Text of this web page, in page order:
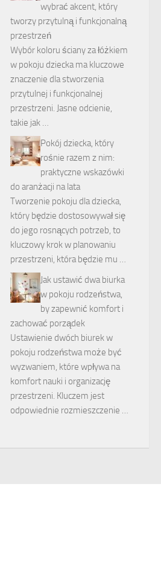
wybrać akcent, który
tworzy przytulną i funkcjonalną
przestrzeń
Wybór koloru ściany za łóżkiem
w pokoju dziecka ma kluczowe
znaczenie dla stworzenia
przytulnej i funkcjonalnej
przestrzeni. Jasne odcienie,
takie jak …
Pokój dziecka, który
rośnie razem z nim:
praktyczne wskazówki
do aranżacji na lata
Tworzenie pokoju dla dziecka,
który będzie dostosowywał się
do jego rosnących potrzeb, to
kluczowy krok w planowaniu
przestrzeni, która będzie mu …
Jak ustawić dwa biurka
w pokoju rodzeństwa,
by zapewnić komfort i
zachować porządek
Ustawienie dwóch biurek w
pokoju rodzeństwa może być
wyzwaniem, które wpływa na
komfort nauki i organizację
przestrzeni. Kluczem jest
odpowiednie rozmieszczenie …